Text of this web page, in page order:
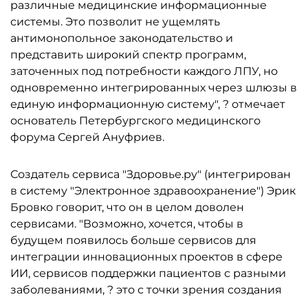
различные медицинские информационные
системы. Это позволит не ущемлять
антимонопольное законодательство и
представить широкий спектр программ,
заточенных под потребности каждого ЛПУ, но
одновременно интегрированных через шлюзы в
единую информационную систему", ? отмечает
основатель Петербургского медицинского
форума Сергей Ануфриев.
Создатель сервиса "Здоровье.ру" (интегрирован
в систему "Электронное здравоохранение") Эрик
Бровко говорит, что он в целом доволен
сервисами. "Возможно, хочется, чтобы в
будущем появилось больше сервисов для
интеграции инновационных проектов в сфере
ИИ, сервисов поддержки пациентов с разными
заболеваниями, ? это с точки зрения создания